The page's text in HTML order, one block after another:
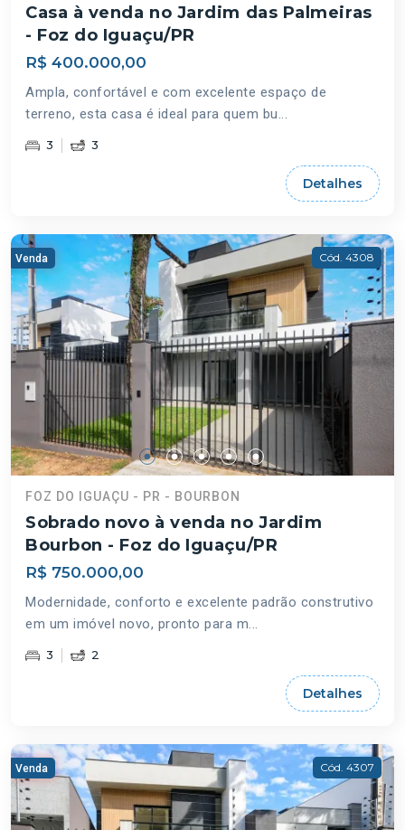
Casa à venda no Jardim das Palmeiras
- Foz do Iguaçu/PR
R$ 400.000,00
Ampla, confortável e com excelente espaço de
terreno, esta casa é ideal para quem bu...
3 3
Detalhes
Venda Cód. 4308
FOZ DO IGUAÇU - PR - BOURBON
Sobrado novo à venda no Jardim
Bourbon - Foz do Iguaçu/PR
R$ 750.000,00
Modernidade, conforto e excelente padrão construtivo
em um imóvel novo, pronto para m...
3 2
Detalhes
Venda Cód. 4307